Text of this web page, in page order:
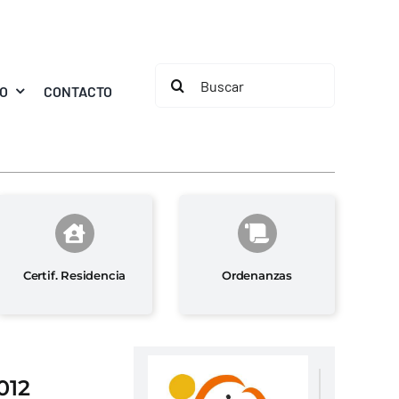
CONTACTO
Buscar:
Certif. Residencia Ordenanzas